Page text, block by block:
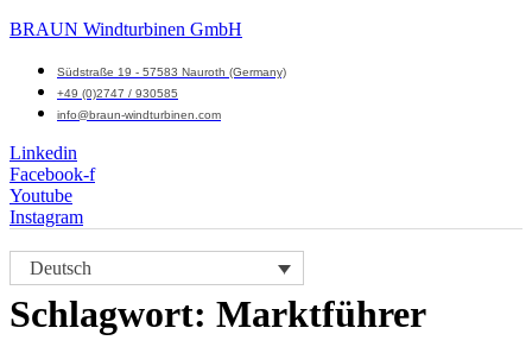
BRAUN Windturbinen GmbH
Südstraße 19 - 57583 Nauroth (Germany)
+49 (0)2747 / 930585
info@braun-windturbinen.com
Linkedin
Facebook-f
Youtube
Instagram
Deutsch
Schlagwort: Marktführer